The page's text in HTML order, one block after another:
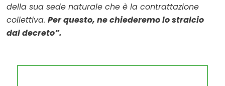
della sua sede naturale che è la contrattazione
collettiva. Per questo, ne chiederemo lo stralcio
dal decreto”.